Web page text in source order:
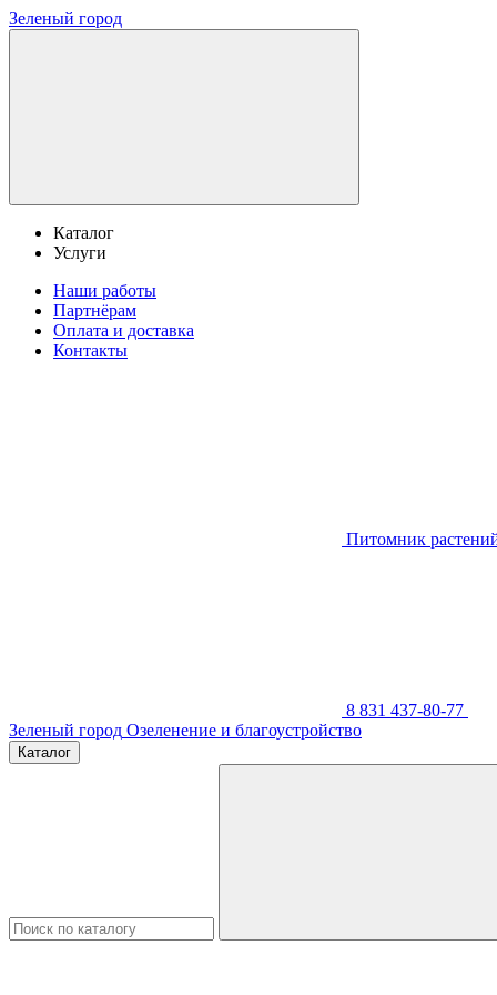
Зеленый город
Каталог
Услуги
Наши работы
Партнёрам
Оплата и доставка
Контакты
Питомник
8 831 437-80-77
Зеленый город Озеленение и благоустройство
Каталог